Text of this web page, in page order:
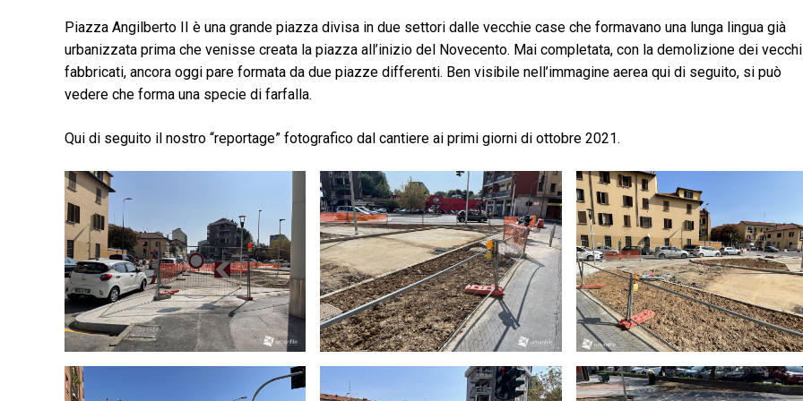
Piazza Angilberto II è una grande piazza divisa in due settori dalle vecchie case che formavano una lunga lingua già
urbanizzata prima che venisse creata la piazza all’inizio del Novecento. Mai completata, con la demolizione dei vecchi
fabbricati, ancora oggi pare formata da due piazze differenti. Ben visibile nell’immagine aerea qui di seguito, si può
vedere che forma una specie di farfalla.
Qui di seguito il nostro “reportage” fotografico dal cantiere ai primi giorni di ottobre 2021.